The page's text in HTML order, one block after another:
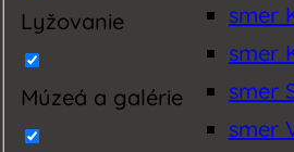
Lyžovanie
Múzeá a galérie
smer
smer
smer
smer